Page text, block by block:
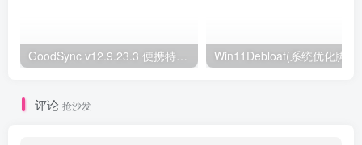
GoodSync v12.9.23.3 便携特别版
评论 抢沙发